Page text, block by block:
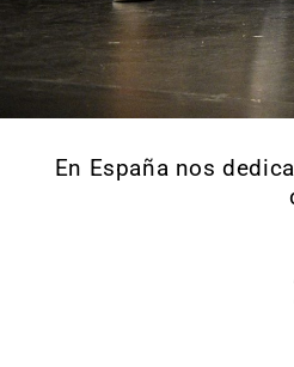
En España nos